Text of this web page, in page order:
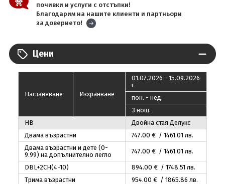
почивки и услуги с отстъпки!
Благодарим на нашите клиенти и партньори
за доверието!
Цени
Настаняване Изхранване
01.07.2026 - 15.09.2026
г
пон. - нед.
3 нощ.
HB
Двойна стая Делукс
Двама възрастни
747.00 € / 1461.01 лв.
Двама възрастни и дете (0-
9.99) на допълнително легло
747.00 € / 1461.01 лв.
DBL+2CH(4-10) 894.00 € / 1748.51 лв.
Трима възрастни
954.00 € / 1865.86 лв.